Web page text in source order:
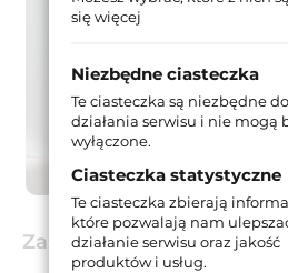
Zastosowanie
się więcej
Niezbędne ciasteczka
Te ciasteczka są niezbędne do
działania serwisu i nie mogą
wyłączone.
Ciasteczka statystyczne
Te ciasteczka zbierają
które pozwalają nam
działanie serwisu oraz jakość
produktów i usług.